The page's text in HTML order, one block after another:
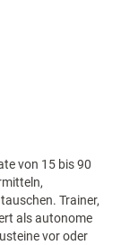
von 15 bis 90
Trainer,
als autonome
vor oder